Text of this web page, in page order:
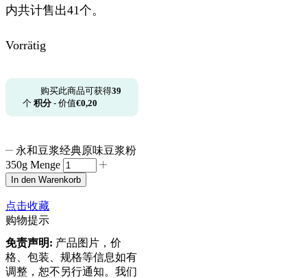
内共计售出41个。
Vorrätig
购买此商品可获得39
个 积分- 价值€0,20
永和豆浆经典原味豆浆粉
350g Menge
In den Warenkorb
点击收藏
购物提示
免责声明: 产品图片，价
格、包装、规格等信息如有
调整，恕不另行通知。我们